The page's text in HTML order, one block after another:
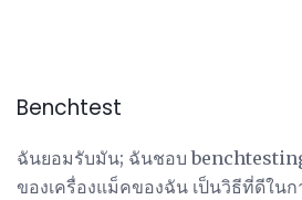
Benchtest
ฉันยอมรับมัน; ฉันชอบ
ของเครื่องแม็คของฉัน เป็นวิธีที่ดีใน